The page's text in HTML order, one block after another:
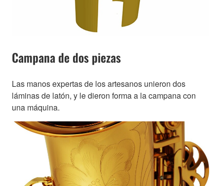
Campana de dos piezas
Las manos expertas de los artesanos unieron dos
láminas de latón, y le dieron forma a la campana con
una máquina.